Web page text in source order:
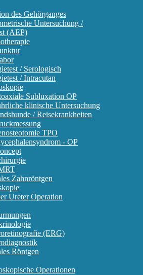
des Gehörganges
Untersuchung /
(AEP)
/ Serologisch
/ Intracutan
Subluxation OP
klinische Untersuchung
/ Reisekrankheiten
TPO
- OP
Zahnröntgen
Ureter Operation
(ERG)
Röntgen
Operationen